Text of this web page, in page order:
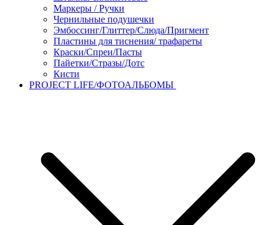
Маркеры / Ручки
Чернильные подушечки
Эмбоссинг/Глиттер/Слюда/Пригмент
Пластины для тиснения/ трафареты
Краски/Спреи/Пасты
Пайетки/Стразы/Дотс
Кисти
PROJECT LIFE/ФОТОАЛЬБОМЫ